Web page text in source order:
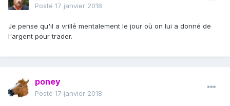
Posté 17 janvier 2018
Je pense qu'il a vrillé mentalement le jour où on lui a donné de
l'argent pour trader.
poney
Posté 17 janvier 2018